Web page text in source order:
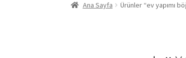
Ana Sayfa Ürünler “ev yapımı